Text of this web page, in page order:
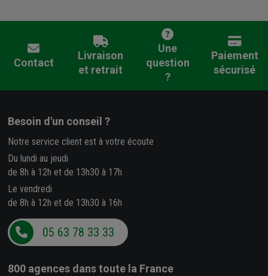
Contact
Livraison
et retrait
Une
question
?
Paiement
sécurisé
Besoin d'un conseil ?
Notre service client est à votre écoute
Du lundi au jeudi
de 8h à 12h et de 13h30 à 17h
Le vendredi
de 8h à 12h et de 13h30 à 16h
05 63 78 33 33
800 agences dans toute la France